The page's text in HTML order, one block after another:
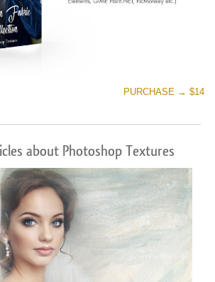
PURCHASE → $14
about Photoshop Textures